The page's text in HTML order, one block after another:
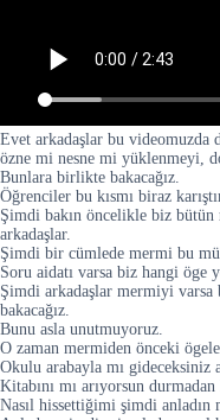
Evet arkadaşlar bu videomuzda
özne mi nesne mi yüklenmeyi,
Bunlara birlikte bakacağız.
Öğrenciler bu kısmı biraz
Şimdi bakın öncelikle biz
arkadaşlar.
Şimdi bir cümlede mermi bu
Soru aidatı varsa biz hangi öge
Şimdi arkadaşlar mermiyi
bakacağız.
Bunu asla unutmuyoruz.
O zaman mermiden önceki
Okulu arabayla mı gideceksiniz
Kitabını mı arıyorsun durmadan
Nasıl hissettiğimi şimdi anladın